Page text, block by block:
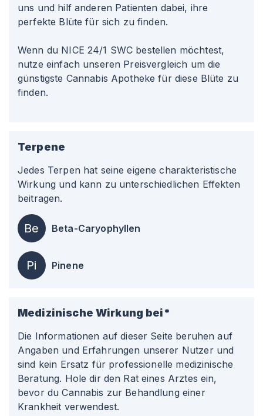
uns und hilf anderen Patienten dabei, ihre
perfekte Blüte für sich zu finden.
Wenn du NICE 24/1 SWC bestellen möchtest,
nutze einfach unseren Preisvergleich um die
günstigste Cannabis Apotheke für diese Blüte zu
finden.
Terpene
Jedes Terpen hat seine eigene charakteristische
Wirkung und kann zu unterschiedlichen Effekten
beitragen.
Be Beta-Caryophyllen
Pi Pinene
Medizinische Wirkung bei*
Die Informationen auf dieser Seite beruhen auf
Angaben und Erfahrungen unserer Nutzer und
sind kein Ersatz für professionelle medizinische
Beratung. Hole dir den Rat eines Arztes ein,
bevor du Cannabis zur Behandlung einer
Krankheit verwendest.